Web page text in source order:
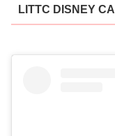
LITTC DISNEY